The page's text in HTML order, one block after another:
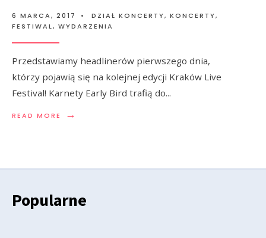
6 MARCA, 2017 • DZIAŁ KONCERTY, KONCERTY,
FESTIWAL, WYDARZENIA
Przedstawiamy headlinerów pierwszego dnia,
którzy pojawią się na kolejnej edycji Kraków Live
Festival! Karnety Early Bird trafią do...
READ MORE →
Popularne